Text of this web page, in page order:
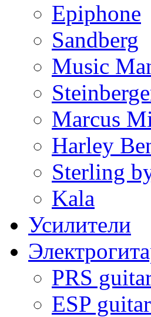
Epiphone
Sandberg
Music
Marcus
Harley
Sterling
Kala
Усилители
PRS
ESP